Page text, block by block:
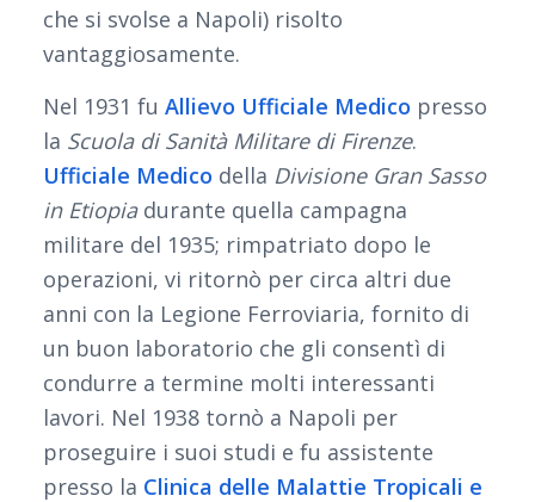
che si svolse a Napoli) risolto
vantaggiosamente.
Nel 1931 fu Allievo Ufficiale Medico presso
la Scuola di Sanità Militare di Firenze.
Ufficiale Medico della Divisione Gran Sasso
in Etiopiadurante quella campagna
militare del 1935; rimpatriato dopo le
operazioni, vi ritornò per circa altri due
anni con la Legione Ferroviaria, fornito di
un buon laboratorio che gli consentì di
condurre a termine molti interessanti
lavori. Nel 1938 tornò a Napoli per
proseguire i suoi studi e fu assistente
presso la Clinica delle Malattie Tropicali e